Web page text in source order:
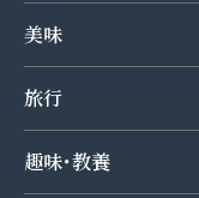
美味
旅行
趣味･教養